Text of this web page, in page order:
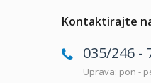
Kontaktirajte
035/246 -
Uprava: pon -